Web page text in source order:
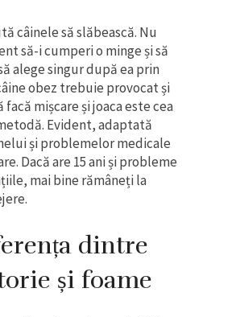
câinele să slăbească. Nu
să-i cumperi o minge și să
alege singur după ea prin
obez trebuie provocat și
mișcare și joaca este cea
Evident, adaptată
și problemelor medicale
Dacă are 15 ani și probleme
mai bine rămâneți la
dintre
și foame